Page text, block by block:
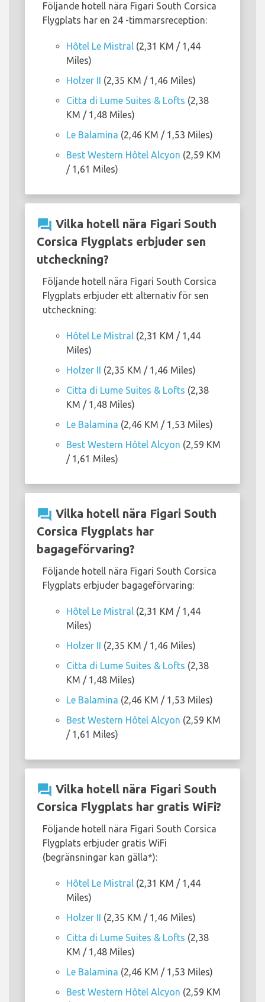
Följande hotell nära Figari South Corsica
Flygplats har en 24 -timmarsreception:
Hôtel Le Mistral (2,31 KM / 1,44
Miles)
Holzer II (2,35 KM / 1,46 Miles)
Citta di Lume Suites & Lofts (2,38
KM / 1,48 Miles)
Le Balamina (2,46 KM / 1,53 Miles)
Best Western Hôtel Alcyon (2,59 KM
/ 1,61 Miles)
question_answer Vilka hotell nära Figari South
Corsica Flygplats erbjuder sen
utcheckning?
Följande hotell nära Figari South Corsica
Flygplats erbjuder ett alternativ för sen
utcheckning:
Hôtel Le Mistral (2,31 KM / 1,44
Miles)
Holzer II (2,35 KM / 1,46 Miles)
Citta di Lume Suites & Lofts (2,38
KM / 1,48 Miles)
Le Balamina (2,46 KM / 1,53 Miles)
Best Western Hôtel Alcyon (2,59 KM
/ 1,61 Miles)
question_answer Vilka hotell nära Figari South
Corsica Flygplats har
bagageförvaring?
Följande hotell nära Figari South Corsica
Flygplats erbjuder bagageförvaring:
Hôtel Le Mistral (2,31 KM / 1,44
Miles)
Holzer II (2,35 KM / 1,46 Miles)
Citta di Lume Suites & Lofts (2,38
KM / 1,48 Miles)
Le Balamina (2,46 KM / 1,53 Miles)
Best Western Hôtel Alcyon (2,59 KM
/ 1,61 Miles)
question_answer Vilka hotell nära Figari South
Corsica Flygplats har gratis WiFi?
Följande hotell nära Figari South Corsica
Flygplats erbjuder gratis WiFi
(begränsningar kan gälla*):
Hôtel Le Mistral (2,31 KM / 1,44
Miles)
Holzer II (2,35 KM / 1,46 Miles)
Citta di Lume Suites & Lofts (2,38
KM / 1,48 Miles)
Le Balamina (2,46 KM / 1,53 Miles)
Best Western Hôtel Alcyon (2,59 KM